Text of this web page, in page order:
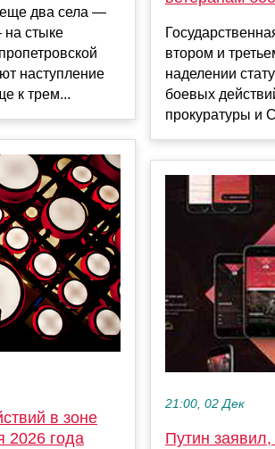
два села —
стыке
наступление
к трем...
в зоне
2026 года
втором и
наделении
боевых
прокуратуры и
21:00, 02 Дек
Путин заявил,